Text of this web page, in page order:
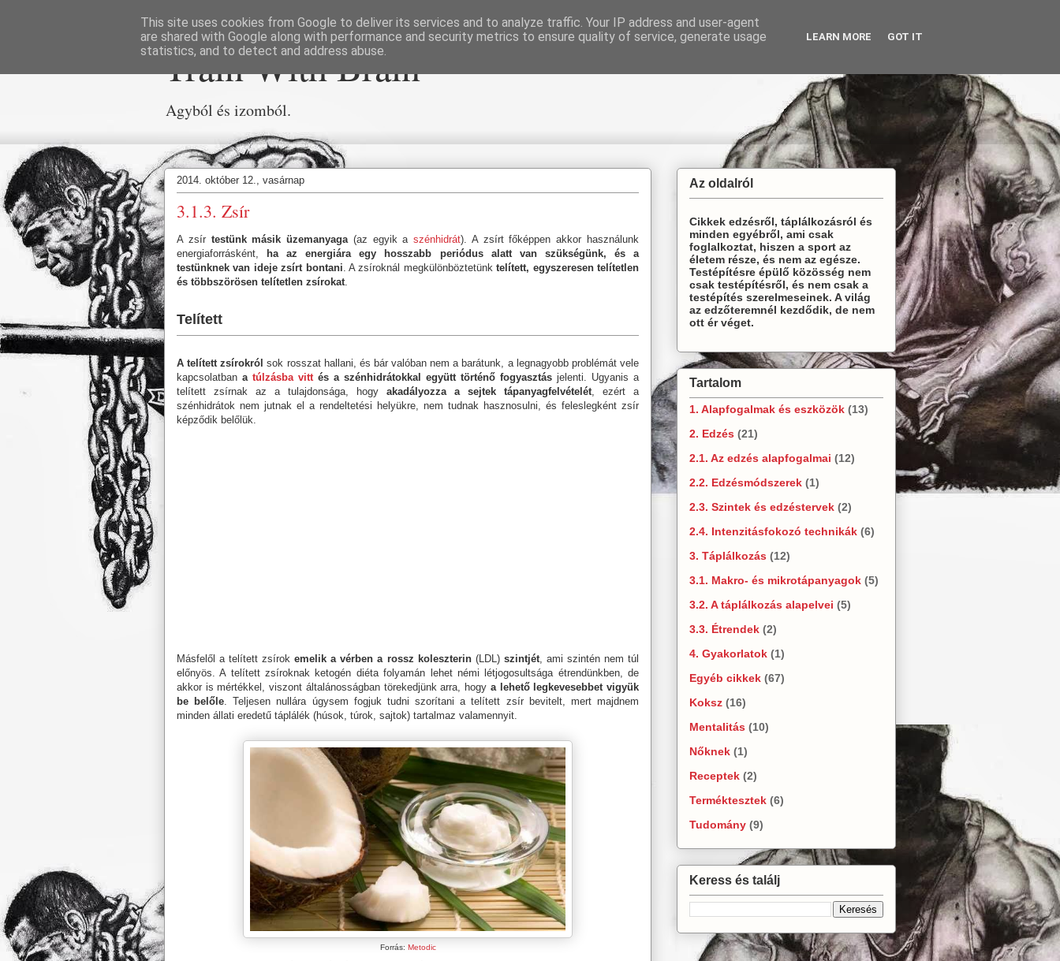
Train With Brain
Agyból és izomból.
2014. október 12., vasárnap
3.1.3. Zsír
A zsír testünk másik üzemanyaga(az egyik aszénhidrát). A zsírt főképpen akkor használunk
energiaforrásként,
ha az energiára egy hosszabb periódus alatt van szükségünk, és a
testünknek van ideje zsírt bontani. A zsíroknál megkülönböztetünktelített, egyszeresen telítetlen
és többszörösen telítetlen zsírokat.
Telített
A telített zsírokról sok rosszat hallani, és bár valóban nem a barátunk, a legnagyobb problémát vele
kapcsolatban a túlzásba vitt és a szénhidrátokkal együtt történő fogyasztás jelenti. Ugyanis a
telített zsírnak az a tulajdonsága, hogy akadályozza a sejtek tápanyagfelvételét , ezért a
szénhidrátok nem jutnak el a rendeltetési helyükre, nem tudnak hasznosulni, és feleslegként zsír
képződik belőlük.
Másfelől a telített zsírokemelik a vérben a rossz koleszterin (LDL)szintjét, ami szintén nem túl
előnyös. A telített zsíroknak ketogén diéta folyamán lehet némi létjogosultsága étrendünkben, de
akkor is mértékkel, viszont általánosságban törekedjünk arra, hogy a lehető legkevesebbet vigyük
be belőle . Teljesen nullára úgysem fogjuk tudni szorítani a telített zsír bevitelt, mert majdnem
minden állati eredetű táplálék (húsok, túrok, sajtok) tartalmaz valamennyit.
Forrás: Metodic
Az oldalról
Cikkek edzésről, táplálkozásról és
minden egyébről, ami csak
foglalkoztat, hiszen a sport az
életem része, és nem az egésze.
Testépítésre épülő közösség nem
csak testépítésről, és nem csak a
testépítés szerelmeseinek. A világ
az edzőteremnél kezdődik, de nem
ott ér véget.
Tartalom
1. Alapfogalmak és eszközök (13)
2. Edzés (21)
2.1. Az edzés alapfogalmai (12)
2.2. Edzésmódszerek (1)
2.3. Szintek és edzéstervek (2)
2.4. Intenzitásfokozó technikák (6)
3. Táplálkozás (12)
3.1. Makro- és mikrotápanyagok (5)
3.2. A táplálkozás alapelvei (5)
3.3. Étrendek (2)
4. Gyakorlatok (1)
Egyéb cikkek (67)
Koksz (16)
Mentalitás (10)
Nőknek (1)
Receptek (2)
Terméktesztek (6)
Tudomány (9)
Keress és találj
This site uses cookies from Google to deliver its services and to analyze traffic. Your IP address and user-agent
are shared with Google along with performance and security metrics to ensure quality of service, generate usage
statistics, and to detect and address abuse.
LEARN MORE GOT IT